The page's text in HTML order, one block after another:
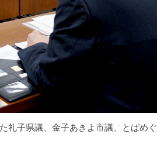
礼子県議、金子あきよ市議、とばめぐ